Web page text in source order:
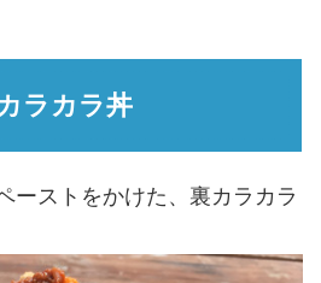
ラカラ丼
ーストをかけた、裏カラカラ